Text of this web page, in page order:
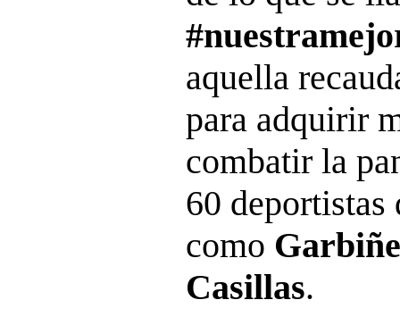
aquella
para adquirir
combatir la
60
como
Casillas.